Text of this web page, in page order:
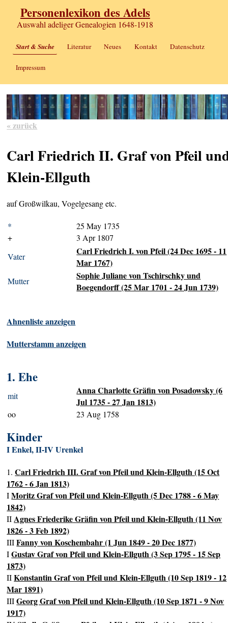
Personenlexikon des Adels
Auswahl adeliger Genealogien 1648-1918
Start & Suche Literatur Neues Kontakt Datenschutz
Impressum
« zurück
Carl Friedrich II. Graf von Pfeil
Klein-Ellguth
auf Großwilkau, Vogelgesang etc.
*
25 May 1735
+
3 Apr 1807
Vater
Carl Friedrich I. von Pfeil (24 Dec 1695 - 11
Mar 1767)
Mutter
Sophie Juliane von Tschirschky und
Boegendorff (25 Mar 1701 - 24 Jun 1739)
Ahnenliste anzeigen
Mutterstamm anzeigen
1. Ehe
mit
Anna Charlotte Gräfin von Posadowsky (6
Jul 1735 - 27 Jan 1813)
oo 23 Aug 1758
Kinder
I Enkel, II-IV Urenkel
1.Carl Friedrich III. Graf von Pfeil und Klein-Ellguth (15 Oct
1762 - 6 Jan 1813)
IMoritz Graf von Pfeil und Klein-Ellguth (5 Dec 1788 - 6 May
1842)
IIAgnes Friederike Gräfin von Pfeil und Klein-Ellguth (11 Nov
1826 - 3 Feb 1892)
IIIFanny von Koschembahr (1 Jun 1849 - 20 Dec 1877)
IGustav Graf von Pfeil und Klein-Ellguth (3 Sep 1795 - 15 Sep
1873)
IIKonstantin Graf von Pfeil und Klein-Ellguth (10 Sep 1819 - 12
Mar 1891)
IIIGeorg Graf von Pfeil und Klein-Ellguth (10 Sep 1871 - 9 Nov
1917)